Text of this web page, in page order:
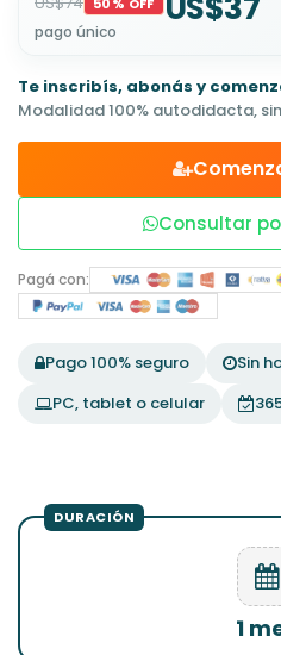
pago único
Te inscribís, abonás y
Modalidad 100% autodidacta,
Consultar
Pagá con:
Pago 100% seguro
Sin
PC, tablet o celular
1